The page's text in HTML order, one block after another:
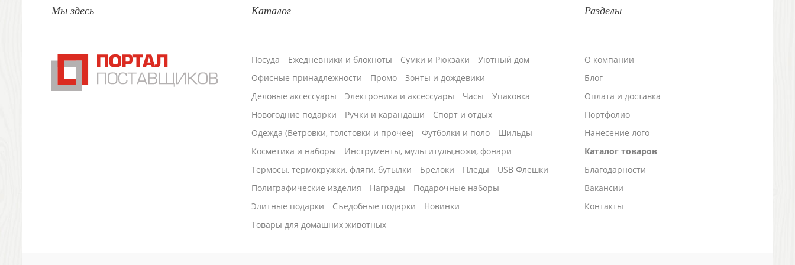
Подставки для визиток записок телефонов
Промо
Антистрессы
Разделы
О компании
Блог
Оплата и доставка
Портфолио
Нанесение лого
Каталог товаров
Благодарности
Вакансии
Контакты
Каталог
Посуда Ежедневники и блокноты Сумки и Рюкзаки
Уютный дом
Офисные принадлежности
Промо
Зонты и дождевики
Деловые аксессуары
Электроника и аксессуары Часы
Упаковка
Новогодние подарки
Ручки и карандаши
Спорт и отдых
Одежда (Ветровки, толстовки и прочее)
Футболки и поло
Шильды
Косметика и наборы
Инструменты, мультитулы,ножи, фонари
Термосы, термокружки, фляги, бутылки
Брелоки Пледы
USB Флешки
Полиграфические изделия
Награды
Подарочные наборы
Элитные подарки
Cъедобные подарки
Новинки
Товары для домашних животных
Мы здесь